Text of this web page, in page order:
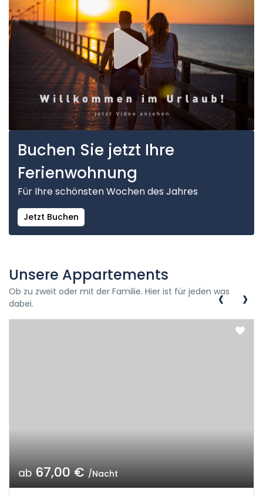
Buchen Sie jetzt Ihre
Ferienwohnung
Für Ihre schönsten Wochen des Jahres
Jetzt Buchen
Unsere Appartements
Ob zu zweit oder mit der Familie. Hier ist für jeden was
dabei.
ab67,00 €/Nacht
‹ ›